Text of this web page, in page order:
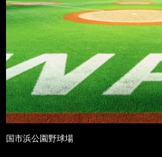
国市浜公園野球場